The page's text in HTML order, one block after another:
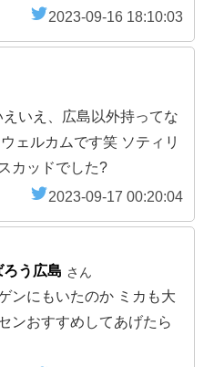
2023-09-16 18:10:03
いえ、広島以外持ってな
ェルカムです笑 ソティリ
カッドでした?
2023-09-17 00:20:04
う広島 さん
ンにもいたのか ミカも大
ンおすすめしてあげたら